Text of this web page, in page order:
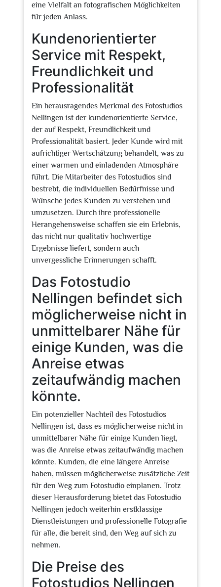
eine Vielfalt an fotografischen Möglichkeiten
für jeden Anlass.
Kundenorientierter
Service mit Respekt,
Freundlichkeit und
Professionalität
Ein herausragendes Merkmal des Fotostudios
Nellingen ist der kundenorientierte Service,
der auf Respekt, Freundlichkeit und
Professionalität basiert. Jeder Kunde wird mit
aufrichtiger Wertschätzung behandelt, was zu
einer warmen und einladenden Atmosphäre
führt. Die Mitarbeiter des Fotostudios sind
bestrebt, die individuellen Bedürfnisse und
Wünsche jedes Kunden zu verstehen und
umzusetzen. Durch ihre professionelle
Herangehensweise schaffen sie ein Erlebnis,
das nicht nur qualitativ hochwertige
Ergebnisse liefert, sondern auch
unvergessliche Erinnerungen schafft.
Das Fotostudio
Nellingen befindet sich
möglicherweise nicht in
unmittelbarer Nähe für
einige Kunden, was die
Anreise etwas
zeitaufwändig machen
könnte.
Ein potenzieller Nachteil des Fotostudios
Nellingen ist, dass es möglicherweise nicht in
unmittelbarer Nähe für einige Kunden liegt,
was die Anreise etwas zeitaufwändig machen
könnte. Kunden, die eine längere Anreise
haben, müssen möglicherweise zusätzliche Zeit
für den Weg zum Fotostudio einplanen. Trotz
dieser Herausforderung bietet das Fotostudio
Nellingen jedoch weiterhin erstklassige
Dienstleistungen und professionelle Fotografie
für alle, die bereit sind, den Weg auf sich zu
nehmen.
Die Preise des
Fotostudios Nellingen